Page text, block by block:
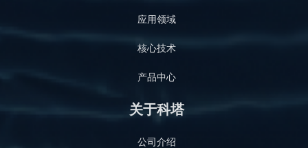
应用领域
核心技术
产品中心
关于科塔
公司介绍